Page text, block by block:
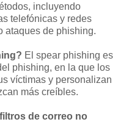
incluyendo
telefónicas y redes
ataques de phishing.
El spear phishing es
phishing, en la que los
víctimas y personalizan
más creíbles.
de correo no